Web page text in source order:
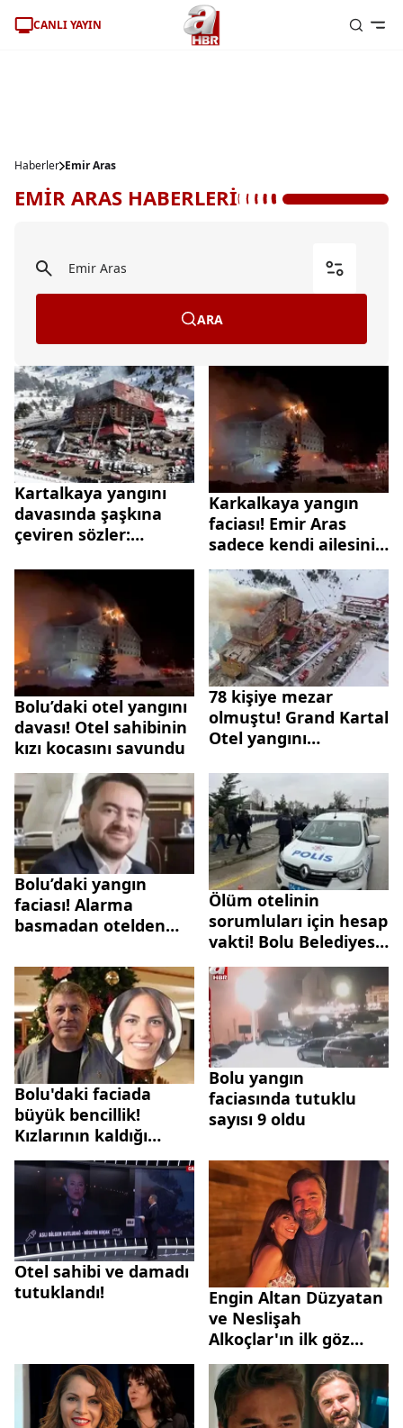
CANLI YAYIN
Haberler Emir Aras
EMİR ARAS HABERLERİ
ARA
Kartalkaya yangını
davasında şaşkına
çeviren sözler:
gitsin biraz yatsın
Karkalkaya yangın
faciası! Emir Aras
sadece kendi ailesini
kurtarmış
Bolu’daki otel yangını
davası! Otel sahibinin
kızı kocasını savundu
78 kişiye mezar
olmuştu! Grand Kartal
Otel yangını
gelişme: Bolu İl Özel
İdaresi Ruhsat
Müdürü gözaltına
alındı
Bolu’daki yangın
faciası! Alarma
basmadan otelden
Ölüm otelinin
sorumluları için hesap
vakti! Bolu Belediyesi
Başkan Yardımcısı
tutuklandı | Tutuklu
sayısı 19'a yükseldi
Bolu'daki faciada
büyük bencillik!
Kızlarının kaldığı
odada yanmaz örtü
ve perde...
Bolu yangın
faciasında tutuklu
sayısı 9 oldu
Otel sahibi ve damadı
tutuklandı!
Engin Altan Düzyatan
ve Neslişah
Alkoçlar'ın ilk göz
ağrısı 9 yaşında!